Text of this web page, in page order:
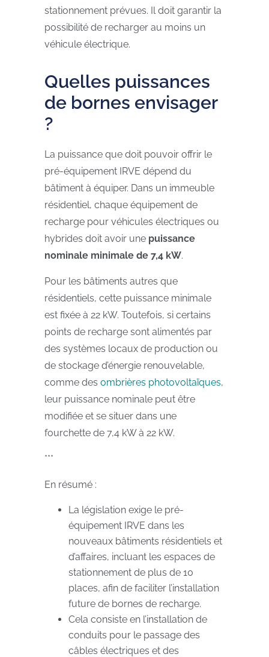
stationnement prévues. Il doit garantir la
possibilité de recharger au moins un
véhicule électrique.
Quelles puissances
de bornes envisager
?
La puissance que doit pouvoir offrir le
pré-équipement IRVE dépend du
bâtiment à équiper. Dans un immeuble
résidentiel, chaque équipement de
recharge pour véhicules électriques ou
hybrides doit avoir une puissance
nominale minimale de 7,4 kW.
Pour les bâtiments autres que
résidentiels, cette puissance minimale
est fixée à 22 kW. Toutefois, si certains
points de recharge sont alimentés par
des systèmes locaux de production ou
de stockage d’énergie renouvelable,
comme des ombrières photovoltaïques,
leur puissance nominale peut être
modifiée et se situer dans une
fourchette de 7,4 kW à 22 kW.
***
En résumé :
La législation exige le pré-
équipement IRVE dans les
nouveaux bâtiments résidentiels et
d’affaires, incluant les espaces de
stationnement de plus de 10
places, afin de faciliter l’installation
future de bornes de recharge.
Cela consiste en l’installation de
conduits pour le passage des
câbles électriques et des